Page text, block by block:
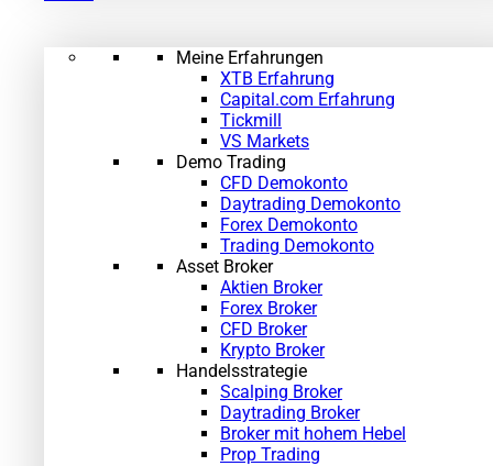
Meine Erfahrungen
XTB Erfahrung
Capital.com Erfahrung
Tickmill
VS Markets
Demo Trading
CFD Demokonto
Daytrading Demokonto
Forex Demokonto
Trading Demokonto
Asset Broker
Aktien Broker
Forex Broker
CFD Broker
Krypto Broker
Handelsstrategie
Scalping Broker
Daytrading Broker
Broker mit hohem Hebel
Prop Trading